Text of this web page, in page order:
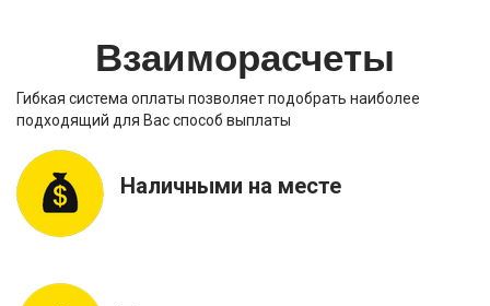
Взаиморасчеты
Гибкая система оплаты позволяет подобрать наиболее
подходящий для Вас способ выплаты
Наличными на месте